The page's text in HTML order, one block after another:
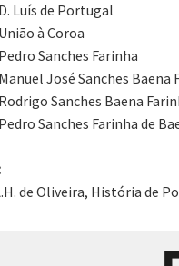
Luís de Portugal
à Coroa
Sanches Farinha
José Sanches Baena
Sanches Baena
Sanches Farinha de
de Oliveira, História de